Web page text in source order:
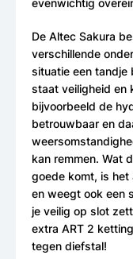
evenwichtig
De Altec Sakura
verschillende
situatie een tandje
staat veiligheid en
bijvoorbeeld de
betrouwbaar en
kan remmen. Wat
goede komt, is het
en weegt ook een
je veilig op slot
extra ART 2
tegen diefstal!